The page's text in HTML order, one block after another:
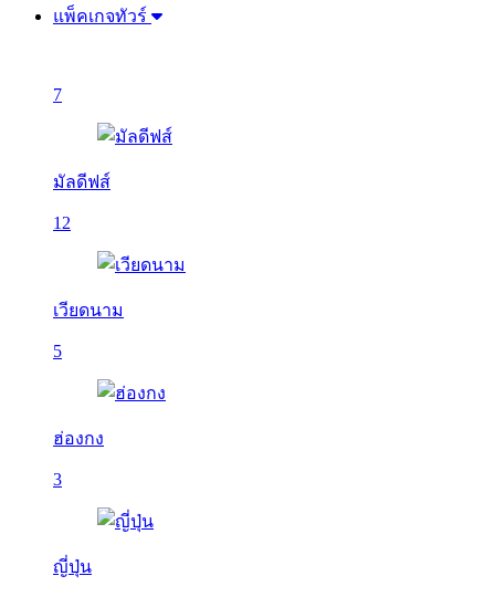
แพ็คเกจทัวร์
7
มัลดีฟส์
12
เวียดนาม
5
ฮ่องกง
3
ญี่ปุ่น